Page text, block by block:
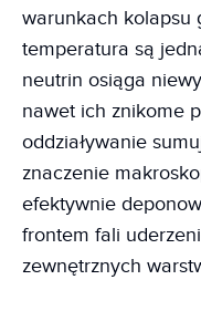
warunkach kolapsu
temperatura są
neutrin osiąga
nawet ich znikome
oddziaływanie
znaczenie
efektywnie
frontem fali
zewnętrznych